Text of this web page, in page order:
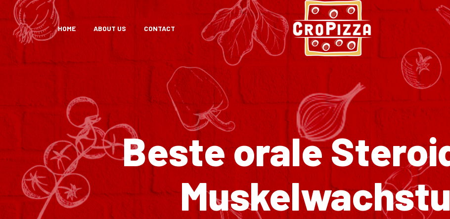
HOME ABOUT US CONTACT
Beste orale